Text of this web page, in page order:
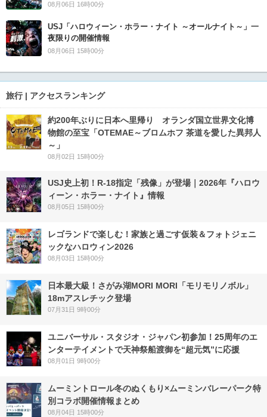
08月06日 16時00分
USJ「ハロウィーン・ホラー・ナイト ～オールナイト～」一
夜限りの開催情報
08月06日 15時00分
旅行 | アクセスランキング
約200年ぶりに日本へ里帰り オランダ国立世界文化博
物館の至宝「OTEMAE～ブロムホフ 茶道を愛した異邦人
～」
08月02日 15時00分
USJ史上初！R-18指定「残像」が登場｜2026年『ハロウ
ィーン・ホラー・ナイト』情報
08月05日 15時00分
レゴランドで楽しむ！家族と過ごす仮装＆フォトジェニ
ックなハロウィン2026
08月03日 15時00分
日本最大級！さがみ湖MORI MORI「モリモリノボル」
18mアスレチック登場
07月31日 9時00分
ユニバーサル・スタジオ・ジャパン初参加！25周年のエ
ンターテイメントで天神祭船渡御を“超元気”に応援
08月01日 9時00分
ムーミントロール冬のぬくもり×ムーミンバレーパーク特
別コラボ開催情報まとめ
08月04日 15時00分